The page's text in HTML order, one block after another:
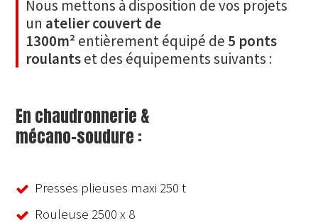
Nous mettons à disposition de vos projets
un atelier couvert de
1300m² entièrement équipé de 5 ponts
roulantset des équipements suivants :
En chaudronnerie &
mécano-soudure :
Presses plieuses maxi 250 t
Rouleuse 2500 x 8